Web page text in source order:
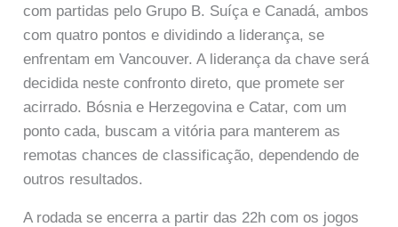
com partidas pelo Grupo B. Suíça e Canadá, ambos
com quatro pontos e dividindo a liderança, se
enfrentam em Vancouver. A liderança da chave será
decidida neste confronto direto, que promete ser
acirrado. Bósnia e Herzegovina e Catar, com um
ponto cada, buscam a vitória para manterem as
remotas chances de classificação, dependendo de
outros resultados.
A rodada se encerra a partir das 22h com os jogos